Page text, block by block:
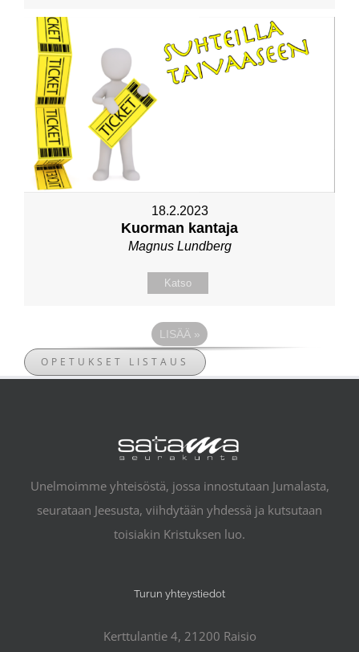
18.2.2023
Kuorman kantaja
Magnus Lundberg
Katso
LISÄÄ »
OPETUKSET LISTAUS
Unelmoimme yhteisöstä, jossa innostutaan Jumalasta,
seurataan Jeesusta, viihdytään yhdessä ja kutsutaan
toisiakin Kristuksen luo.
Turun yhteystiedot
Kerttulantie 4, 21200 Raisio